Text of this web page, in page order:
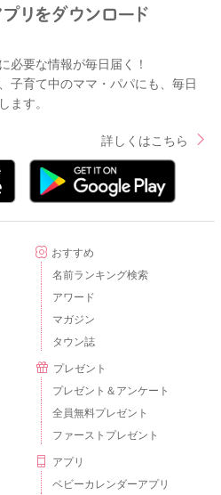
必要な情報が毎日届く！
子育て中のママ・パパにも、毎日
ます。
詳しくはこちら
おすすめ
名前ランキング検索
アワード
マガジン
タウン誌
プレゼント
プレゼント＆アンケート
全員無料プレゼント
ファーストプレゼント
アプリ
ベビーカレンダーアプリ